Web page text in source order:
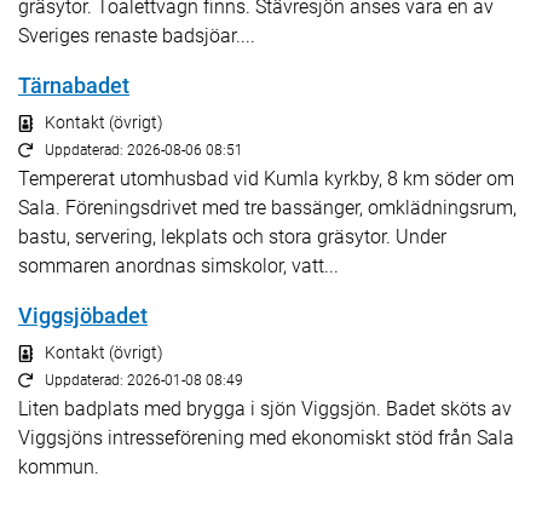
gräsytor. Toalettvagn finns. Stävresjön anses vara en av
Sveriges renaste badsjöar....
Tärnabadet
Kontakt (övrigt)
Uppdaterad: 2026-08-06 08:51
Tempererat utomhusbad vid Kumla kyrkby, 8 km söder om
Sala. Föreningsdrivet med tre bassänger, omklädningsrum,
bastu, servering, lekplats och stora gräsytor. Under
sommaren anordnas simskolor, vatt...
Viggsjöbadet
Kontakt (övrigt)
Uppdaterad: 2026-01-08 08:49
Liten badplats med brygga i sjön Viggsjön. Badet sköts av
Viggsjöns intresseförening med ekonomiskt stöd från Sala
kommun.